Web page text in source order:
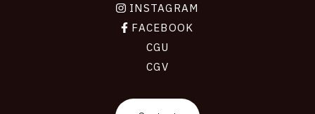
INSTAGRAM
FACEBOOK
CGU
CGV